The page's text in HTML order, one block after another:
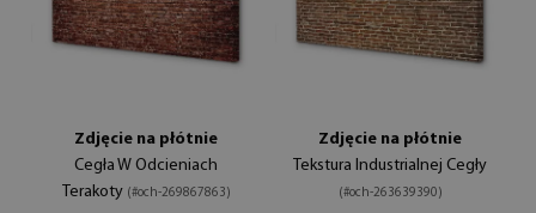
Zdjęcie na płótnie
Cegła W Odcieniach
Terakoty (#och-269867863)
Zdjęcie na płótnie
Tekstura Industrialnej Cegły
(#och-263639390)